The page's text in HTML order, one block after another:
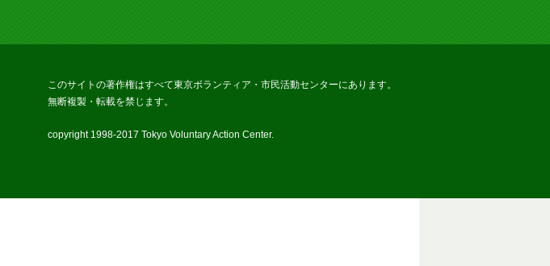
このサイトの著作権はすべて東京ボランティア・市民活動センターにあります。
無断複製・転載を禁じます。
copyright 1998-2017 Tokyo Voluntary Action Center.